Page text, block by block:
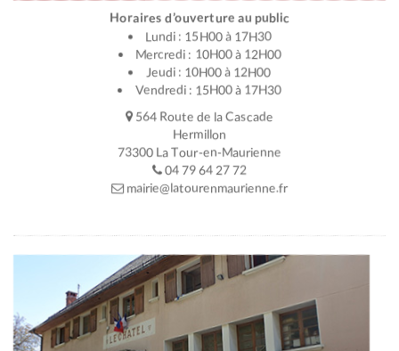
Horaires d’ouverture au public
Lundi : 15H00 à 17H30
Mercredi : 10H00 à 12H00
Jeudi : 10H00 à 12H00
Vendredi : 15H00 à 17H30
564 Route de la Cascade
Hermillon
73300 La Tour-en-Maurienne
04 79 64 27 72
mairie@latourenmaurienne.fr